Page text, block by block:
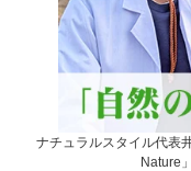
ナチュラルスタイル代表
Nature